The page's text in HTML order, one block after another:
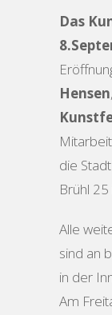
Das
Hensen
die
Brühl 25
Alle
sind an
in der
Am